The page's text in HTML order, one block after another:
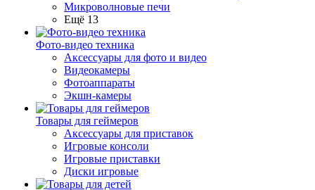
Микроволновые печи
Ещё 13
Фото-видео техника
Аксессуары для фото и видео
Видеокамеры
Фотоаппараты
Экшн-камеры
Товары для геймеров
Аксессуары для приставок
Игровые консоли
Игровые приставки
Диски игровые